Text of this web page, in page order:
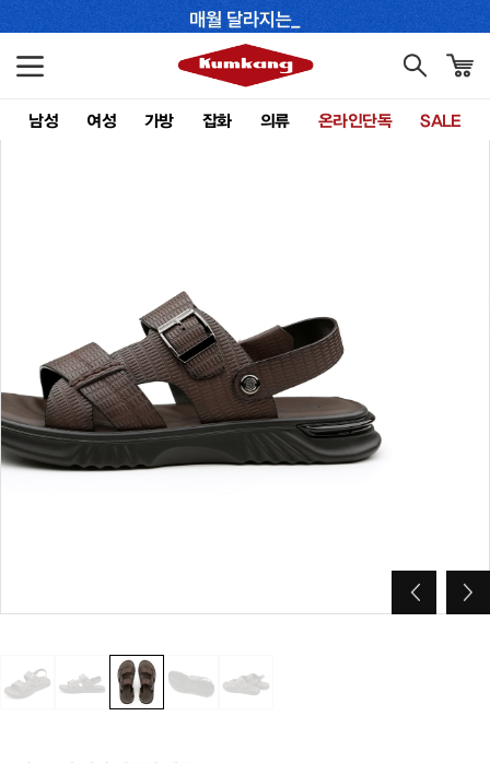
남성 여성 가방 잡화 의류 온라인단독 SALE